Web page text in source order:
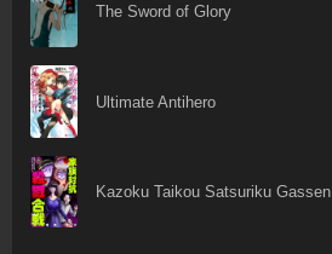
The Sword of Glory
Ultimate Antihero
Kazoku Taikou Satsuriku Gassen